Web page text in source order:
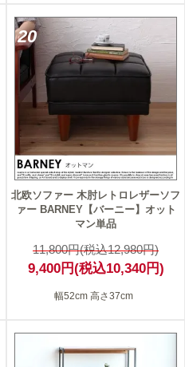
20
北欧ソファー 木肘レトロレザーソフ
ァー BARNEY【バーニー】オット
マン単品
11,800円(税込12,980円)
9,400円(税込10,340円)
幅52cm 高さ37cm